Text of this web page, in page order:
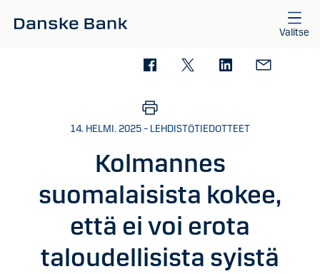
Valitse
14. HELMI. 2025 – LEHDISTÖTIEDOTTEET
Kolmannes
suomalaisista kokee,
että ei voi erota
taloudellisista syistä